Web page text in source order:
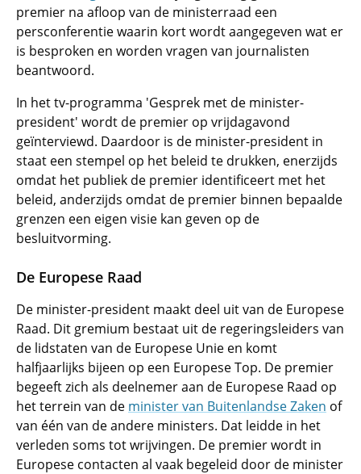
premier na afloop van de ministerraad een
persconferentie waarin kort wordt aangegeven wat er
is besproken en worden vragen van journalisten
beantwoord.
In het tv-programma 'Gesprek met de minister-
president' wordt de premier op vrijdagavond
geïnterviewd. Daardoor is de minister-president in
staat een stempel op het beleid te drukken, enerzijds
omdat het publiek de premier identificeert met het
beleid, anderzijds omdat de premier binnen bepaalde
grenzen een eigen visie kan geven op de
besluitvorming.
De Europese Raad
De minister-president maakt deel uit van de Europese
Raad. Dit gremium bestaat uit de regeringsleiders van
de lidstaten van de Europese Unie en komt
halfjaarlijks bijeen op een Europese Top. De premier
begeeft zich als deelnemer aan de Europese Raad op
het terrein van de minister van Buitenlandse Zaken of
van één van de andere ministers. Dat leidde in het
verleden soms tot wrijvingen. De premier wordt in
Europese contacten al vaak begeleid door de minister